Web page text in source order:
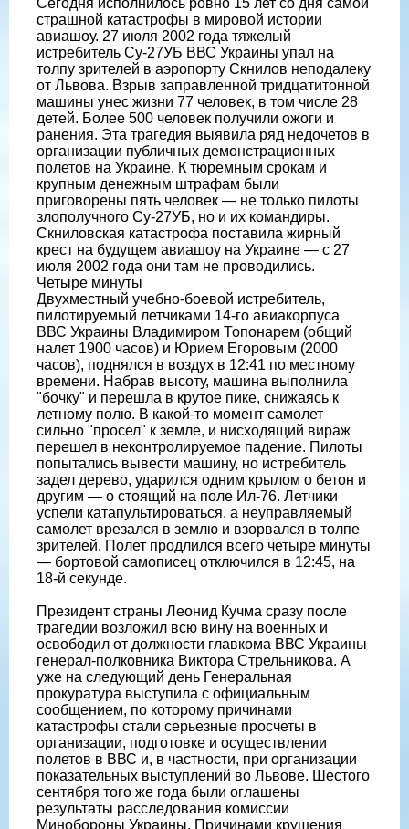
Сегодня исполнилось ровно 15 лет со дня самой
страшной катастрофы в мировой истории
авиашоу. 27 июля 2002 года тяжелый
истребитель Су-27УБ ВВС Украины упал на
толпу зрителей в аэропорту Скнилов неподалеку
от Львова. Взрыв заправленной тридцатитонной
машины унес жизни 77 человек, в том числе 28
детей. Более 500 человек получили ожоги и
ранения. Эта трагедия выявила ряд недочетов в
организации публичных демонстрационных
полетов на Украине. К тюремным срокам и
крупным денежным штрафам были
приговорены пять человек — не только пилоты
злополучного Су-27УБ, но и их командиры.
Скниловская катастрофа поставила жирный
крест на будущем авиашоу на Украине — с 27
июля 2002 года они там не проводились.
Четыре минуты
Двухместный учебно-боевой истребитель,
пилотируемый летчиками 14-го авиакорпуса
ВВС Украины Владимиром Топонарем (общий
налет 1900 часов) и Юрием Егоровым (2000
часов), поднялся в воздух в 12:41 по местному
времени. Набрав высоту, машина выполнила
"бочку" и перешла в крутое пике, снижаясь к
летному полю. В какой-то момент самолет
сильно "просел" к земле, и нисходящий вираж
перешел в неконтролируемое падение. Пилоты
попытались вывести машину, но истребитель
задел дерево, ударился одним крылом о бетон и
другим — о стоящий на поле Ил-76. Летчики
успели катапультироваться, а неуправляемый
самолет врезался в землю и взорвался в толпе
зрителей. Полет продлился всего четыре минуты
— бортовой самописец отключился в 12:45, на
18-й секунде.
Президент страны Леонид Кучма сразу после
трагедии возложил всю вину на военных и
освободил от должности главкома ВВС Украины
генерал-полковника Виктора Стрельникова. А
уже на следующий день Генеральная
прокуратура выступила с официальным
сообщением, по которому причинами
катастрофы стали серьезные просчеты в
организации, подготовке и осуществлении
полетов в ВВС и, в частности, при организации
показательных выступлений во Львове. Шестого
сентября того же года были оглашены
результаты расследования комиссии
Минобороны Украины. Причинами крушения